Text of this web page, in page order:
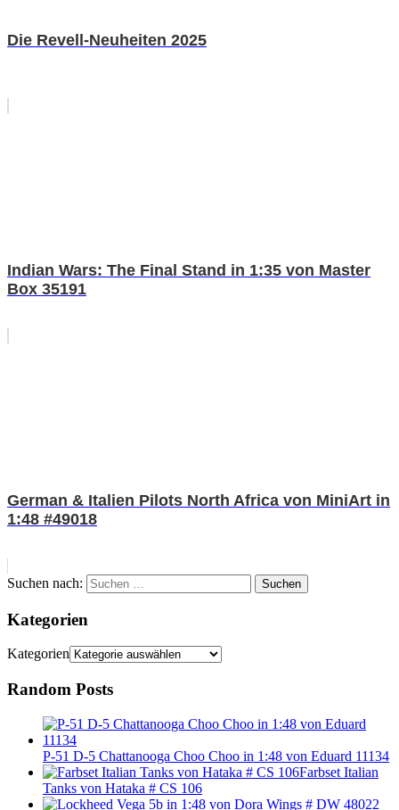
Die Revell-Neuheiten 2025
Indian Wars: The Final Stand in 1:35 von Master
Box 35191
German & Italien Pilots North Africa von MiniArt in
1:48 #49018
Suchen nach: Suchen
Kategorien
Kategorien
Random Posts
P-51 D-5 Chattanooga Choo Choo in 1:48 von Eduard 11134
Farbset Italian
Tanks von Hataka # CS 106